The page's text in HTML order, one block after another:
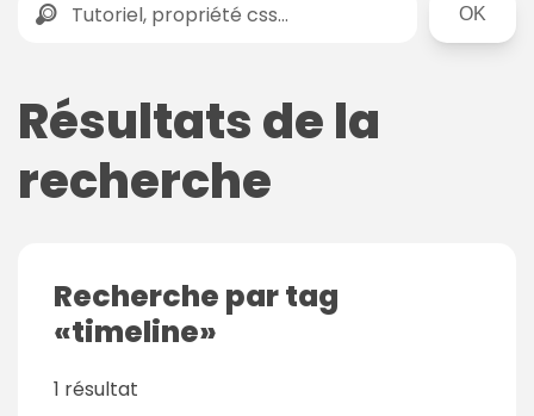
Résultats de la
recherche
Recherche par tag
timeline
1 résultat